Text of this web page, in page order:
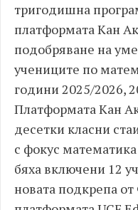
тригодишна
платформата Кан
подобряване на
учениците по
години 2025/2026,
Платформата Кан
десетки класни
с фокус
бяха включени 12
новата подкрепа